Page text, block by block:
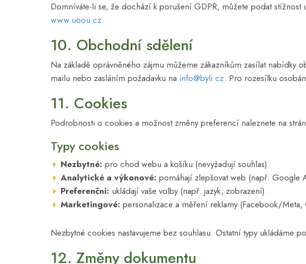
Domníváte-li se, že dochází k porušení GDPR, můžete podat
www.uoou.cz.
10. Obchodní sdělení
Na základě oprávněného zájmu můžeme zákazníkům zasílat
mailu nebo zasláním požadavku na info@byli.cz. Pro rozesílku
11. Cookies
Podrobnosti o cookies a možnost změny preferencí naleznete na
Typy cookies
Nezbytné: pro chod webu a košíku (nevyžadují souhlas).
Analytické a výkonové: pomáhají zlepšovat web (např. Google
Preferenční: ukládají vaše volby (např. jazyk, zobrazení).
Marketingové: personalizace a měření reklamy (Facebook/
Nezbytné cookies nastavujeme bez souhlasu. Ostatní typy ukládáme
12. Změny dokumentu